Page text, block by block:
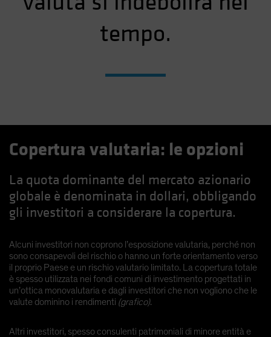
tempo.
Copertura valutaria: le opzioni
La quota dominante del mercato azionario
globale è denominata in dollari, obbligando
gli investitori a considerare la copertura.
Alcuni investitori non coprono l’esposizione valutaria, perché non
sono consapevoli del rischio o hanno un forte orientamento verso
il proprio Paese e un rischio valutario limitato. La copertura totale
è spesso utilizzata nei fondi comuni di investimento progettati in
un’ottica monovalutaria e dagli investitori che non vogliono che le
valute dominino i rendimenti (grafico).
Altri investitori, spesso consulenti patrimoniali di minore entità e